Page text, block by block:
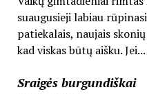
suaugusieji labiau
patiekalais, naujais
kad viskas būtų aišku. Jei...
Sraigės burgundiškai